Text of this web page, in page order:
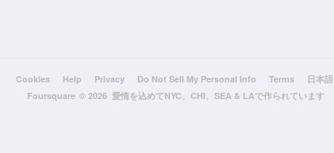
Cookies Help Privacy Do Not Sell My Personal Info Terms
日本語
Foursquare © 2026 愛情を込めてNYC、CHI、SEA & LAで作られています